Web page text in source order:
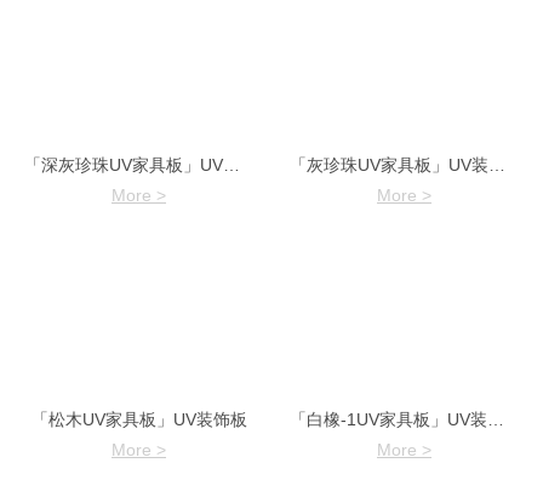
More >
More >
「松木UV家具板」UV装饰板
More >
More >